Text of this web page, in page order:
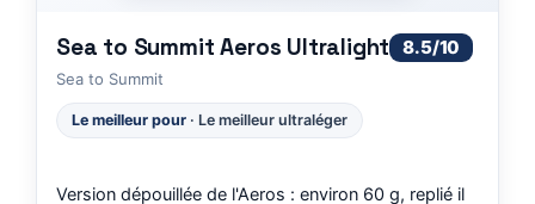
Sea to Summit Aeros Ultralight 8.5/10
Sea to Summit
Le meilleur pour · Le meilleur ultraléger
Version dépouillée de l'Aeros : environ 60 g, replié il